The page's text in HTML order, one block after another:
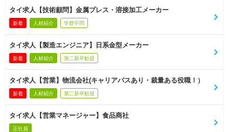
タイ求人【技術顧問】金属プレス・溶接加工メーカー
新着 人材紹介 学歴不問
タイ求人【製造エンジニア】日系金型メーカー
新着 人材紹介 第二新卒歓迎
タイ求人【営業】物流会社(キャリアパスあり・裁量ある役職！）
新着 人材紹介 第二新卒歓迎
タイ求人【営業マネージャー】食品商社
正社員